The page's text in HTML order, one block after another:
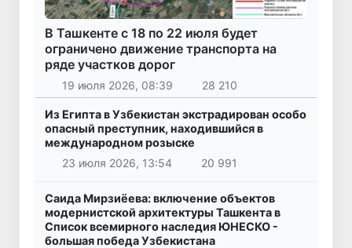
В Ташкенте с 18 по 22 июля будет
ограничено движение транспорта на
ряде участков дорог
19 июля 2026, 08:39 28 210
Из Египта в Узбекистан экстрадирован особо
опасный преступник, находившийся в
международном розыске
23 июля 2026, 13:54
20 991
Саида Мирзиёева: включение объектов
модернистской архитектуры Ташкента в
Список всемирного наследия ЮНЕСКО -
большая победа Узбекистана